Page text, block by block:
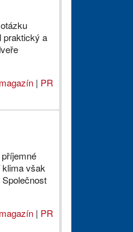
praktický a
magazín| PR
však
magazín| PR